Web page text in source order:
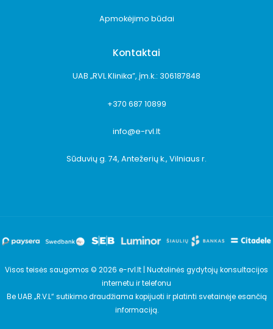
Apmokėjimo būdai
Kontaktai
UAB „RVL Klinika”, įm.k.: 306187848
+370 687 10899
info@e-rvl.lt
Sūduvių g. 74, Antežerių k., Vilniaus r.
Visos teisės saugomos © 2026 e-rvl.lt | Nuotolinės gydytojų konsultacijos
internetu ir telefonu
Be UAB „R.V.L“ sutikimo draudžiama kopijuoti ir platinti svetainėje esančią
informaciją.